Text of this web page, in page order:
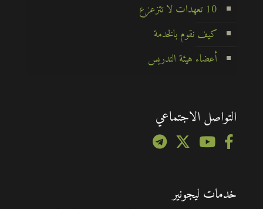
10 تعهدات لا تتزعزع
كيف نقوم بالخدمة
أعضاء هيئة التدريس
التواصل الاجتماعي
خدمات ليجونير